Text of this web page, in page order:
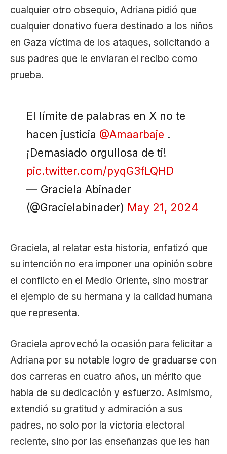
cualquier otro obsequio, Adriana pidió que
cualquier donativo fuera destinado a los niños
en Gaza víctima de los ataques, solicitando a
sus padres que le enviaran el recibo como
prueba.
El límite de palabras en X no te
hacen justicia @Amaarbaje .
¡Demasiado orgullosa de ti!
pic.twitter.com/pyqG3fLQHD
— Graciela Abinader
(@Gracielabinader) May 21, 2024
Graciela, al relatar esta historia, enfatizó que
su intención no era imponer una opinión sobre
el conflicto en el Medio Oriente, sino mostrar
el ejemplo de su hermana y la calidad humana
que representa.
Graciela aprovechó la ocasión para felicitar a
Adriana por su notable logro de graduarse con
dos carreras en cuatro años, un mérito que
habla de su dedicación y esfuerzo. Asimismo,
extendió su gratitud y admiración a sus
padres, no solo por la victoria electoral
reciente, sino por las enseñanzas que les han